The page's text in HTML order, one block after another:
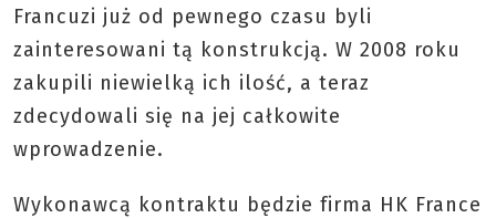
Francuzi już od pewnego czasu byli
zainteresowani tą konstrukcją. W 2008 roku
zakupili niewielką ich ilość, a teraz
zdecydowali się na jej całkowite
wprowadzenie.
Wykonawcą kontraktu będzie firma HK France